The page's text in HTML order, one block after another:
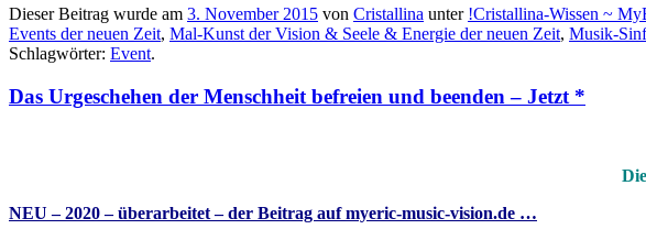
Dieser Beitrag wurde am 3. November 2015 von Cristallina unter !Cristallina-Wissen ~
Events der neuen Zeit, Mal-Kunst der Vision & Seele & Energie der neuen Zeit, Musik-
Schlagwörter: Event.
Das Urgeschehen der Menschheit befreien und beenden – Jetzt *
NEU – 2020 – überarbeitet – der Beitrag auf myeric-music-vision.de …